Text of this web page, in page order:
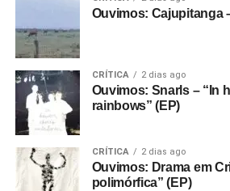
Ouvimos: Cajupitanga
CRÍTICA 2 dias ago
Ouvimos: Snarls – “In
rainbows” (EP)
CRÍTICA 2 dias ago
Ouvimos: Drama em
polimórfica” (EP)